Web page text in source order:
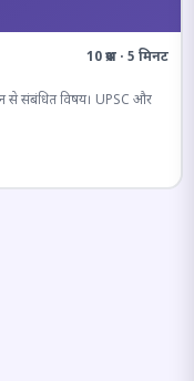
10 प्रश्न · 5 मिनट
से संबंधित विषय। UPSC और